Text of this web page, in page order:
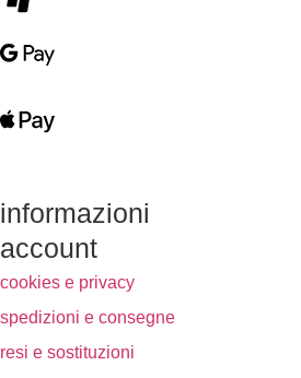
informazioni
account
cookies e privacy
spedizioni e consegne
resi e sostituzioni